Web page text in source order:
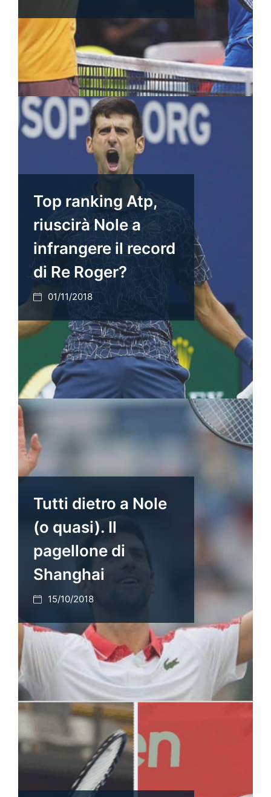
Top ranking Atp,
riuscirà Nole a
infrangere il record
di Re Roger?
01/11/2018
Tutti dietro a Nole
(o quasi). Il
pagellone di
Shanghai
15/10/2018